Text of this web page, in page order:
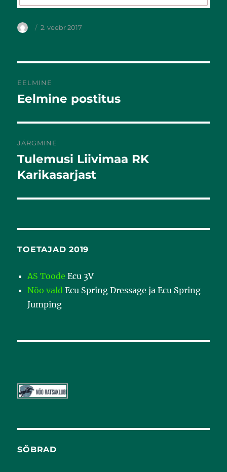
2. veebr 2017
EELMINE
Eelmine
Eelmine postitus
JÄRGMINE
Järgmine
postitus:
Tulemusi Liivimaa RK
Karikasarjast
TOETAJAD 2019
AS Toode Ecu 3V
Nõo vald Ecu Spring Dressage ja Ecu Spring
Jumping
SÕBRAD